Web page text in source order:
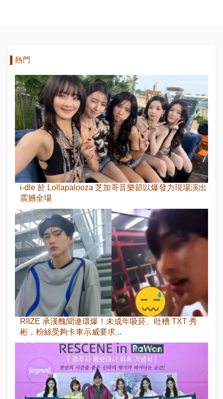
熱門
i-dle 於 Lollapalooza 芝加哥音樂節以爆發力現場演出
震撼全場
RIIZE 承漢醜聞連環爆！未成年吸菸、吐槽 TXT 秀
彬，粉絲受夠卡車示威要求...